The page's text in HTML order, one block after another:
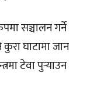
सञ्चालन गर्ने
कुरा घाटामा जान
टेवा पुर्‍याउन